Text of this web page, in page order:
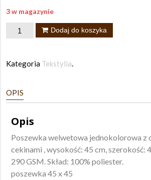
3 w magazynie
ilość
45x45
Dodaj do koszyka
Kategoria Tekstylia.
OPIS
Opis
Poszewka welwetowa jednokolorowa z
cekinami , wysokość: 45 cm, szerokość:
290 GSM. Skład: 100% poliester.
poszewka 45 x 45